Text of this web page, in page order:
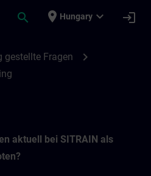
search place Hungary expand_more login
gestellte Fragen chevron_right
aktuell bei SITRAIN als